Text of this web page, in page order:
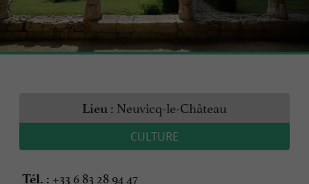
Lieu : Neuvicq-le-Château
CULTURE
Tél. : +33 6 83 28 94 47